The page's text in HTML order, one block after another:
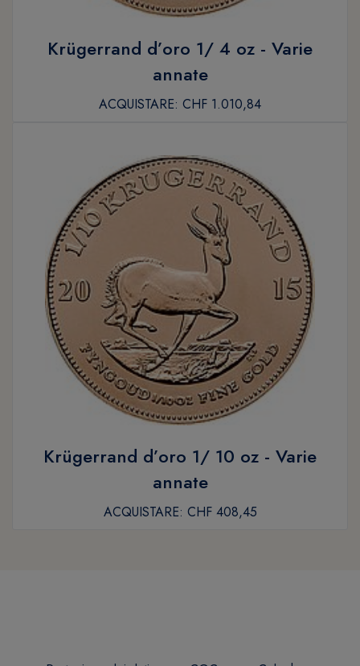
Krügerrand d’oro 1/ 4 oz - Varie
annate
ACQUISTARE: CHF 1.010,84
Krügerrand d’oro 1/ 10 oz - Varie
annate
ACQUISTARE: CHF 408,45